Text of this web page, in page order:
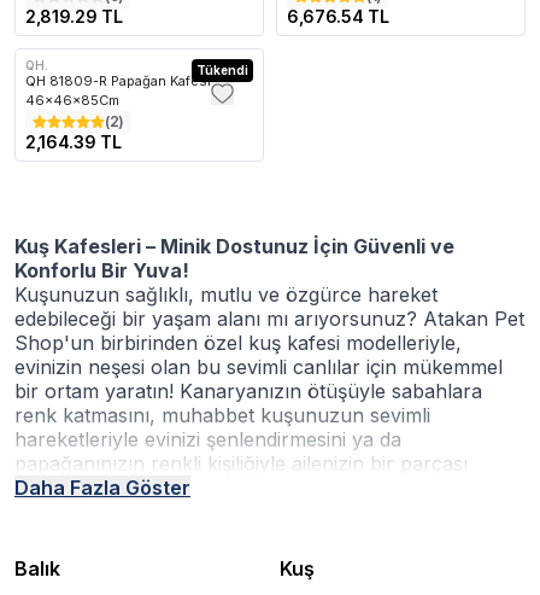
2,819.29 TL 6,676.54 TL
Kargo Bedava Tükendi
QH.
QH 81809-R Papağan Kafesi
46x46x85Cm
(2)
2,164.39 TL
Kuş Kafesleri – Minik Dostunuz İçin Güvenli ve
Konforlu Bir Yuva!
Kuşunuzun sağlıklı, mutlu ve özgürce hareket
edebileceği bir yaşam alanı mı arıyorsunuz? Atakan Pet
Shop'un birbirinden özel kuş kafesi modelleriyle,
evinizin neşesi olan bu sevimli canlılar için mükemmel
bir ortam yaratın! Kanaryanızın ötüşüyle sabahlara
renk katmasını, muhabbet kuşunuzun sevimli
hareketleriyle evinizi şenlendirmesini ya da
papağanınızın renkli kişiliğiyle ailenizin bir parçası
olmasını istiyorsanız, doğru kafes seçimi çok önemli.
papağan ve egzotik türler için özel olarak geliştirilmiş
Daha Fazla Göster
Balık Kuş